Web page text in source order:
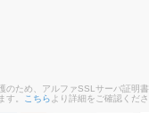
のため、アルファSSLサーバ証明
す。
こちら より詳細をご確認くださ